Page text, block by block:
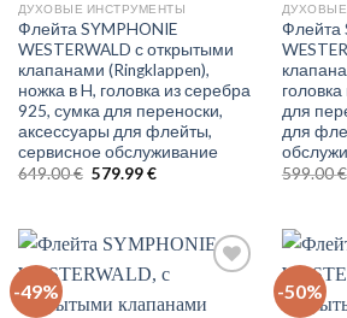
ДУХОВЫЕ ИНСТРУМЕНТЫ
Флейта SYMPHONIE
WESTERWALD с открытыми
клапанами (Ringklappen),
ножка в H, головка из серебра
925, сумка для переноски,
аксессуары для флейты,
сервисное обслуживание
649.00€ Original
579.99€Current
Флейта
для
для
599.00€
-49% -50%